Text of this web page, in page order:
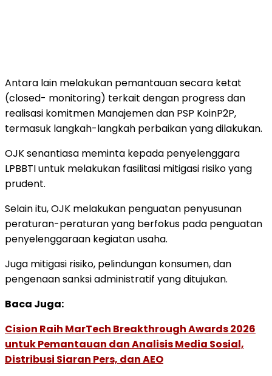
Antara lain melakukan pemantauan secara ketat
(closed- monitoring) terkait dengan progress dan
realisasi komitmen Manajemen dan PSP KoinP2P,
termasuk langkah-langkah perbaikan yang dilakukan.
OJK senantiasa meminta kepada penyelenggara
LPBBTI untuk melakukan fasilitasi mitigasi risiko yang
prudent.
Selain itu, OJK melakukan penguatan penyusunan
peraturan-peraturan yang berfokus pada penguatan
penyelenggaraan kegiatan usaha.
Juga mitigasi risiko, pelindungan konsumen, dan
pengenaan sanksi administratif yang ditujukan.
Baca Juga:
Cision Raih MarTech Breakthrough Awards 2026
untuk Pemantauan dan Analisis Media Sosial,
Distribusi Siaran Pers, dan AEO